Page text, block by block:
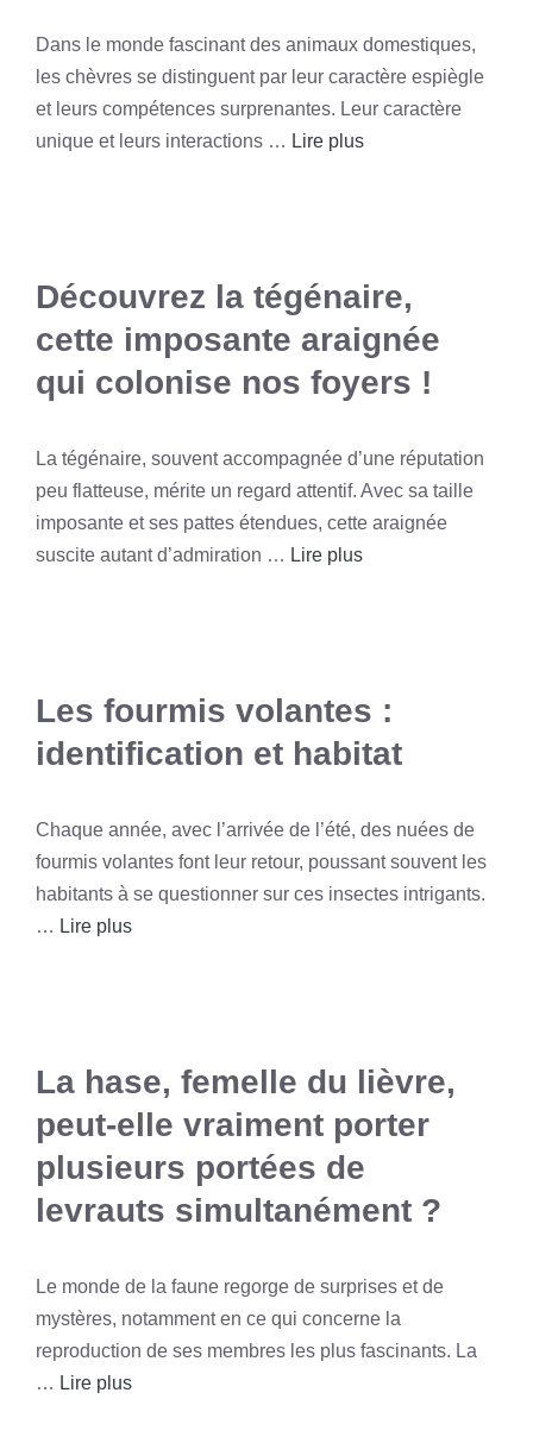
Dans le monde fascinant des animaux domestiques,
les chèvres se distinguent par leur caractère espiègle
et leurs compétences surprenantes. Leur caractère
unique et leurs interactions … Lire plus
Découvrez la tégénaire,
cette imposante araignée
qui colonise nos foyers !
La tégénaire, souvent accompagnée d’une réputation
peu flatteuse, mérite un regard attentif. Avec sa taille
imposante et ses pattes étendues, cette araignée
suscite autant d’admiration … Lire plus
Les fourmis volantes :
identification et habitat
Chaque année, avec l’arrivée de l’été, des nuées de
fourmis volantes font leur retour, poussant souvent les
habitants à se questionner sur ces insectes intrigants.
… Lire plus
La hase, femelle du lièvre,
peut-elle vraiment porter
plusieurs portées de
levrauts simultanément ?
Le monde de la faune regorge de surprises et de
mystères, notamment en ce qui concerne la
reproduction de ses membres les plus fascinants. La
… Lire plus